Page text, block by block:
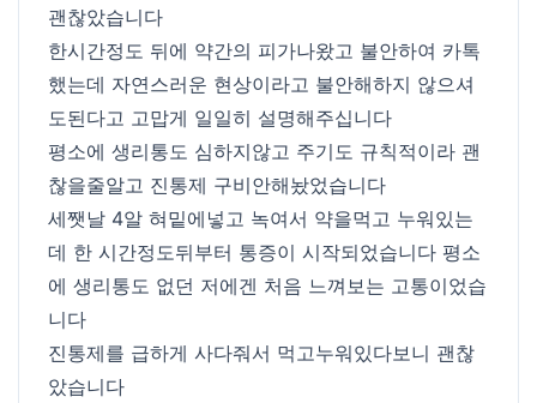
괜찮았습니다
한시간정도 뒤에 약간의 피가나왔고 불안하여 카톡
했는데 자연스러운 현상이라고 불안해하지 않으셔
도된다고 고맙게 일일히 설명해주십니다
평소에 생리통도 심하지않고 주기도 규칙적이라 괜
찮을줄알고 진통제 구비안해놨었습니다
세쨋날 4알 혀밑에넣고 녹여서 약을먹고 누워있는
데 한 시간정도뒤부터 통증이 시작되었습니다 평소
에 생리통도 없던 저에겐 처음 느껴보는 고통이었습
니다
진통제를 급하게 사다줘서 먹고누워있다보니 괜찮
았습니다